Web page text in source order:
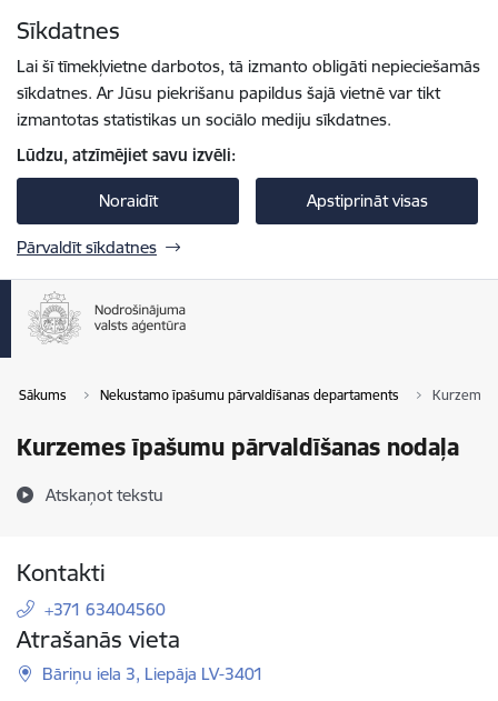
Sīkdatnes
Lai šī tīmekļvietne darbotos, tā izmanto obligāti nepieciešamās
sīkdatnes. Ar Jūsu piekrišanu papildus šajā vietnē var tikt
izmantotas statistikas un sociālo mediju sīkdatnes.
Lūdzu, atzīmējiet savu izvēli:
Noraidīt Apstiprināt visas
Pārvaldīt sīkdatnes
Sākums Nekustamo īpašumu pārvaldīšanas departaments Kurzemes
Kurzemes īpašumu pārvaldīšanas nodaļa
Atskaņot tekstu
Kontakti
+371 63404560
Atrašanās vieta
Bāriņu iela 3, Liepāja LV-3401